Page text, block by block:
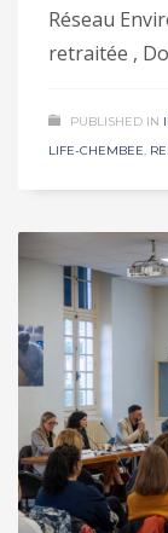
Réseau
retraitée ,
PUBLISHED IN
LIFE-CHEMBEE